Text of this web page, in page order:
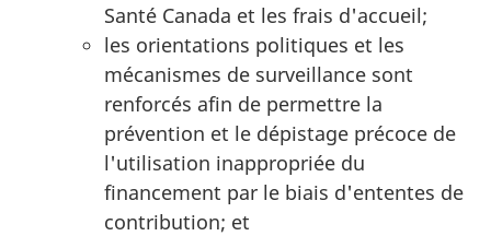
Santé Canada et les frais d'accueil;
les orientations politiques et les
mécanismes de surveillance sont
renforcés afin de permettre la
prévention et le dépistage précoce de
l'utilisation inappropriée du
financement par le biais d'ententes de
contribution; et